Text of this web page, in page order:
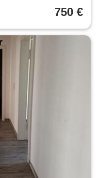
750 €